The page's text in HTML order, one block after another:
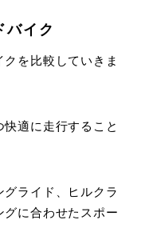
バイク
を比較していきま
適に走行すること
ライド、ヒルクラ
グに合わせたスポー